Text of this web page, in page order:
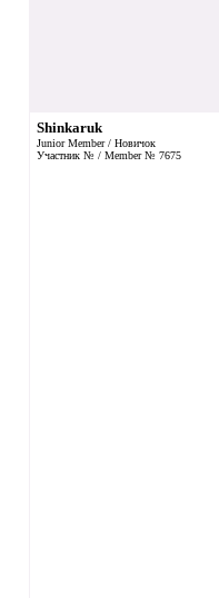
Shinkaruk
Junior Member / Новичок
Участник № / Member № 7675